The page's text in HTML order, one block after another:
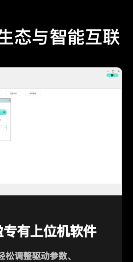
态与智能互联
有上位机软件
松调整驱动参数、